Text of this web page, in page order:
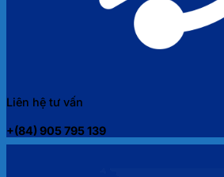
Liên hệ tư vấn
+(84) 905 795 139